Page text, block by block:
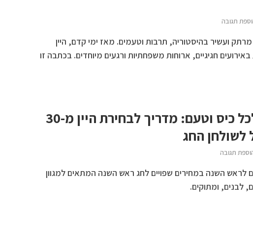
תגובה
מרתק ועשיר בהיסטוריה, תרבות וטעמים. מאז ימי קדם, היין
חגיגיים, ארוחות משפחתיות ורגעים מיוחדים. בכתבה זו
מגוון יינות לכל כיס וטעם: מדריך לבחירת היין מ-30
תגובה
לראש השנה במחירים שפויים לחג ראש השנה המתאים למגוון
לבנים, ומתוקים.